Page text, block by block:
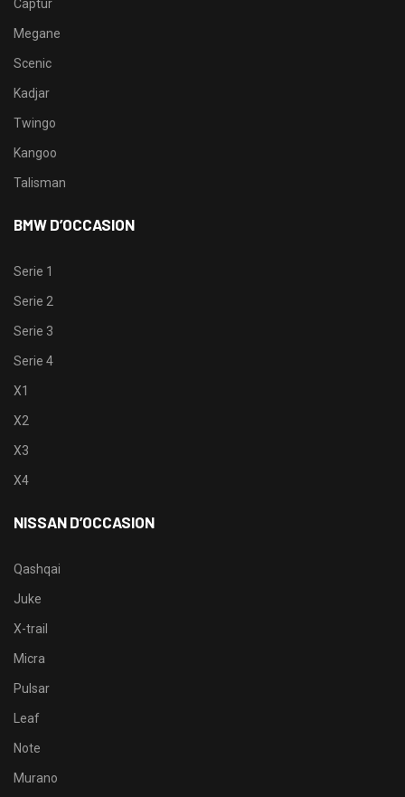
Captur
Megane
Scenic
Kadjar
Twingo
Kangoo
Talisman
BMW D’OCCASION
Serie 1
Serie 2
Serie 3
Serie 4
X1
X2
X3
X4
NISSAN D’OCCASION
Qashqai
Juke
X-trail
Micra
Pulsar
Leaf
Note
Murano